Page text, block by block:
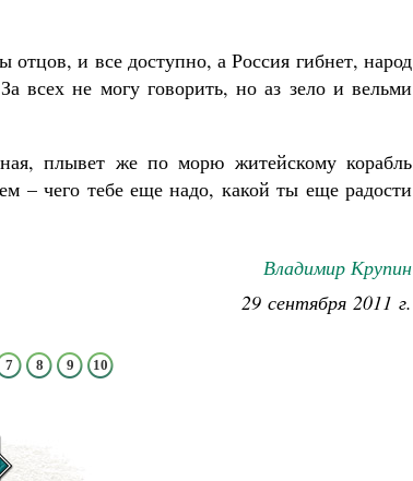
отцов, и все доступно, а Россия гибнет, народ
всех не могу говорить, но аз зело и вельми
плывет же по морю житейскому корабль
– чего тебе еще надо, какой ты еще радости
Владимир Крупин
29 сентября 2011 г.
7 8 9 10